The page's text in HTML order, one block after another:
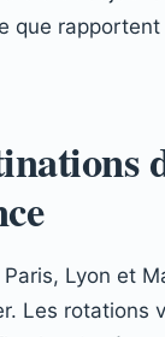
que
Lyon et
Les rotations